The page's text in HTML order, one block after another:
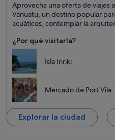
Puntos fuertes: Puertos,
Aprovecha una oferta de viajes
Vanuatu, un destino popular
acuáticos, contemplar la
¿Por qué visitarla?
Isla Iririki
Mercado de Port Vila
Explorar la ciudad